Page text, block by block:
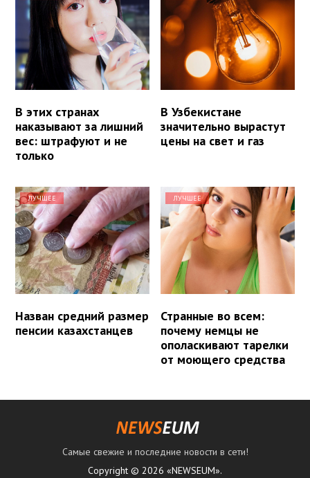
В этих странах
наказывают за лишний
вес: штрафуют и не
только
В Узбекистане
значительно вырастут
цены на свет и газ
ЛУЧШЕЕ
Назван средний размер
пенсии казахстанцев
ЛУЧШЕЕ
Странные во всем:
почему немцы не
ополаскивают тарелки
от моющего средства
Самые свежие и последние новости в сети!
Copyright © 2026 «NEWSEUM».